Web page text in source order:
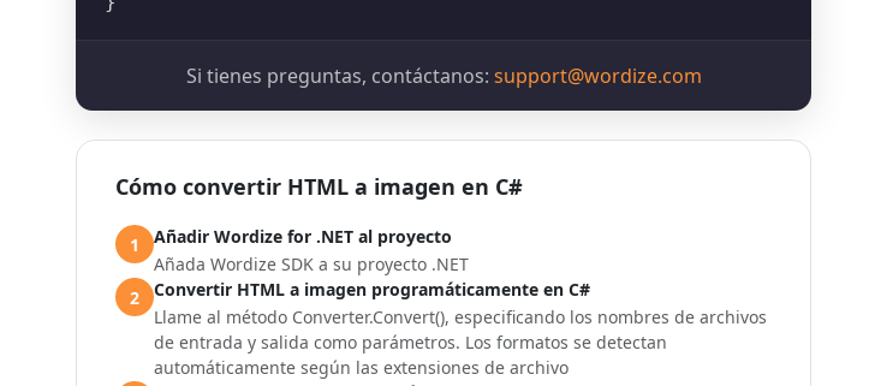
Si tienes preguntas, contáctanos: support@wordize.com
Cómo convertir HTML a imagen en C#
1
Añadir Wordize for .NET al proyecto
Añada Wordize SDK a su proyecto .NET
2
Convertir HTML a imagen programáticamente en C#
Llame al método Converter.Convert(), especificando los nombres de archivos
de entrada y salida como parámetros. Los formatos se detectan
automáticamente según las extensiones de archivo